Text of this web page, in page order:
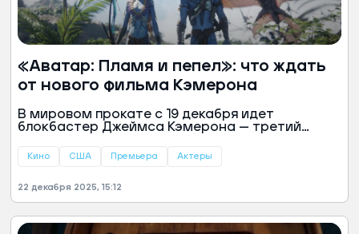
«Аватар: Пламя и пепел»: что ждать
от нового фильма Кэмерона
В мировом прокате с 19 декабря идет
блокбастер Джеймса Кэмерона — третий
нетерпением ждали продолжения истории
«Ямал-Медиа».
Кино США Премьера Актеры
22 декабря 2025, 15:12